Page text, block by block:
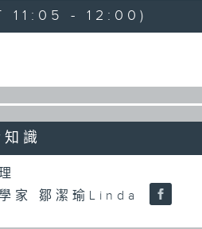
11:05 - 12:00)
識
家 鄒潔瑜Linda